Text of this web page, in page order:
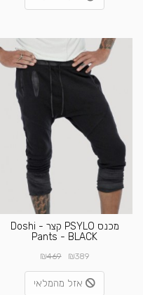
מכנס PSYLO קצר - Doshi
Pants - BLACK
₪389
₪469
אזל מהמלאי